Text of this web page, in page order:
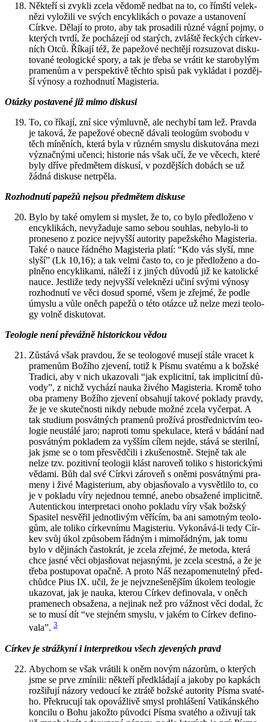
Ně­kte­ří si zvyk­li zcela vě­do­mě nedbat na to, co římští ve­lek­
ně­zi vy­lo­ži­li ve svých en­cykli­kách o po­va­ze a usta­no­ve­ní
Církve. Dě­la­jí to proto, aby tak pro­sa­di­li různé vágní pojmy, o
kte­rých tvrdí, že po­chá­ze­jí od sta­rých, zvláš­tě řec­kých cír­kev­
ních Otců. Ří­ka­jí též, že pa­pe­žo­vé ne­chtě­jí roz­su­zo­vat dis­ku­
to­va­né te­o­lo­gic­ké spory, a tak je třeba se vrá­tit ke sta­ro­by­lým
pra­me­nům a v per­spek­ti­vě těch­to spisů pak vy­klá­dat i poz­děj­
ší vý­no­sy a roz­hod­nu­tí Magis­te­ria.
Otáz­ky po­sta­ve­né již mimo dis­ku­si
To, co ří­ka­jí, zní sice vý­mluv­ně, ale ne­chy­bí tam lež. Prav­da
je ta­ko­vá, že pa­pe­žo­vé obec­ně dá­va­li te­o­lo­gům svo­bo­du v
těch mí­ně­ních, která byla v růz­ném smys­lu dis­ku­to­vá­na mezi
vý­znač­ný­mi učen­ci; his­to­rie nás však učí, že ve vě­cech, které
byly dříve před­mě­tem dis­ku­sí, v poz­děj­ších do­bách se už
žádná dis­ku­se ne­tr­pě­la.
Roz­hod­nu­tí pa­pe­žů nejsou před­mě­tem dis­ku­se
Bylo by také omy­lem si mys­let, že to, co bylo před­lo­že­no v
en­cykli­kách, ne­vy­ža­du­je samo sebou sou­hlas, ne­by­lo-li to
pro­ne­se­no z po­zi­ce nej­vyš­ší au­to­ri­ty pa­pež­ské­ho Magis­te­ria.
Také o nauce řád­né­ho Magis­te­ria platí: “Kdo vás slyší, mne
slyší” (Lk 10,16); a tak velmi často to, co je před­lo­že­no a do­
pl­ně­no en­cykli­ka­mi, ná­le­ží i z ji­ných dů­vo­dů již ke ka­to­lic­ké
nauce. Jestli­že tedy nej­vyš­ší ve­lek­ně­zi učiní svými vý­no­sy
roz­hod­nu­tí ve věci dosud spor­né, všem je zřej­mé, že podle
úmys­lu a vůle oněch pa­pe­žů o této otáz­ce už nelze mezi te­o­lo­
gy volně dis­ku­to­vat.
Te­o­lo­gie není pře­váž­ně his­to­ric­kou vědou
Zů­stá­vá však prav­dou, že se te­o­lo­go­vé muse­jí stále vra­cet k
pra­me­nům Bo­ží­ho zje­ve­ní, totiž k Písmu sva­té­mu a k bož­ské
Tra­di­ci, aby v nich uka­zo­va­li “jak ex­pli­cit­ní, tak im­pli­cit­ní dů­
vo­dy”, z nichž vy­chá­zí nauka ži­vé­ho Magis­te­ria. Kromě toho
oba pra­me­ny Bo­ží­ho zje­ve­ní ob­sa­hu­jí ta­ko­vé po­kla­dy prav­dy,
že je ve sku­teč­nos­ti nikdy ne­bu­de možné zcela vy­čer­pat. A
tak stu­di­um po­svát­ných pra­me­nů pro­ží­vá pro­střed­nic­tvím te­o­
lo­gie ne­u­stá­lé jaro; na­pro­ti tomu spe­ku­la­ce, která v bá­dá­ní nad
po­svát­ným po­kla­dem za vyš­ším cílem nejde, stává se ste­ril­ní,
jak jsme se o tom pře­svěd­či­li i zku­še­nost­ně. Stej­ně tak ale
nelze tzv. po­zi­tiv­ní te­o­lo­gii klást na­ro­veň to­li­ko s his­to­ric­ký­mi
vě­da­mi. Bůh dal své Církvi zá­ro­veň s oněmi po­svát­ný­mi pra­
me­ny i živé Magis­te­ri­um, aby objasňovalo a vy­svět­li­lo to, co
je v po­kla­du víry ne­jed­nou temné, anebo ob­sa­že­né im­pli­cit­ně.
Au­ten­tic­kou in­ter­pre­ta­ci onoho po­kla­du víry však bož­ský
Spa­si­tel ne­svě­řil jed­not­li­vým vě­ří­cím, ba ani sa­mot­ným te­o­lo­
gům, ale to­li­ko cír­kev­ní­mu Magis­te­riu. Vy­ko­ná­vá-li tedy Cír­
kev svůj úkol způ­so­bem řád­ným i mi­mo­řád­ným, jak tomu
bylo v dě­ji­nách čas­to­krát, je zcela zřej­mé, že me­to­da, která
chce jasné věci objasňovat ne­jas­ný­mi, je zcela scest­ná, a že je
třeba po­stu­po­vat opač­ně. A proto Náš ne­za­po­me­nu­tel­ný před­
chůd­ce Pius IX. učil, že je nej­vzne­še­něj­ším úko­lem te­o­lo­gie
uka­zo­vat, jak je nauka, kte­rou Cír­kev de­fi­no­va­la, v oněch
pra­me­nech ob­sa­že­na, a neji­nak než pro váž­nost věci dodal, žc
se to musí dít “ve stej­ném smys­lu, v jakém to Cír­kev de­fi­no­
va­la”. 3
Cír­kev je stráž­ky­ní i in­ter­pret­kou všech zje­ve­ných pravd
Abychom se však vrá­ti­li k oněm novým ná­zo­rům, o kte­rých
jsme se prve zmí­ni­li: ně­kte­ří před­klá­da­jí a ja­ko­by po kap­kách
roz­ši­řu­jí ná­zo­ry ve­dou­cí ke ztrá­tě bož­ské au­to­ri­ty Písma sva­té­
ho. Pře­kru­cu­jí tak opo­váž­li­vě smysl pro­hlá­še­ní Va­ti­kán­ské­ho
kon­ci­lu o Bohu ja­kož­to pů­vod­ci Písma sva­té­ho a oži­vu­jí tak